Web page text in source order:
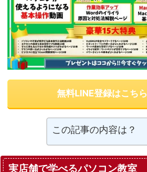
無料LINE登録はこちら
この記事の内容は？
実店舗で学べるパソコン教室